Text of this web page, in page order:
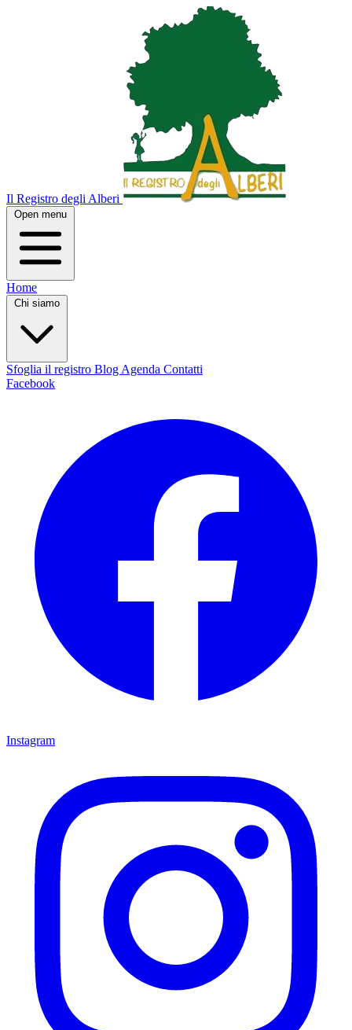
Il Registro degli Alberi
Open menu
Home
Chi siamo
Sfoglia il registro Blog Agenda Contatti
Facebook
Instagram